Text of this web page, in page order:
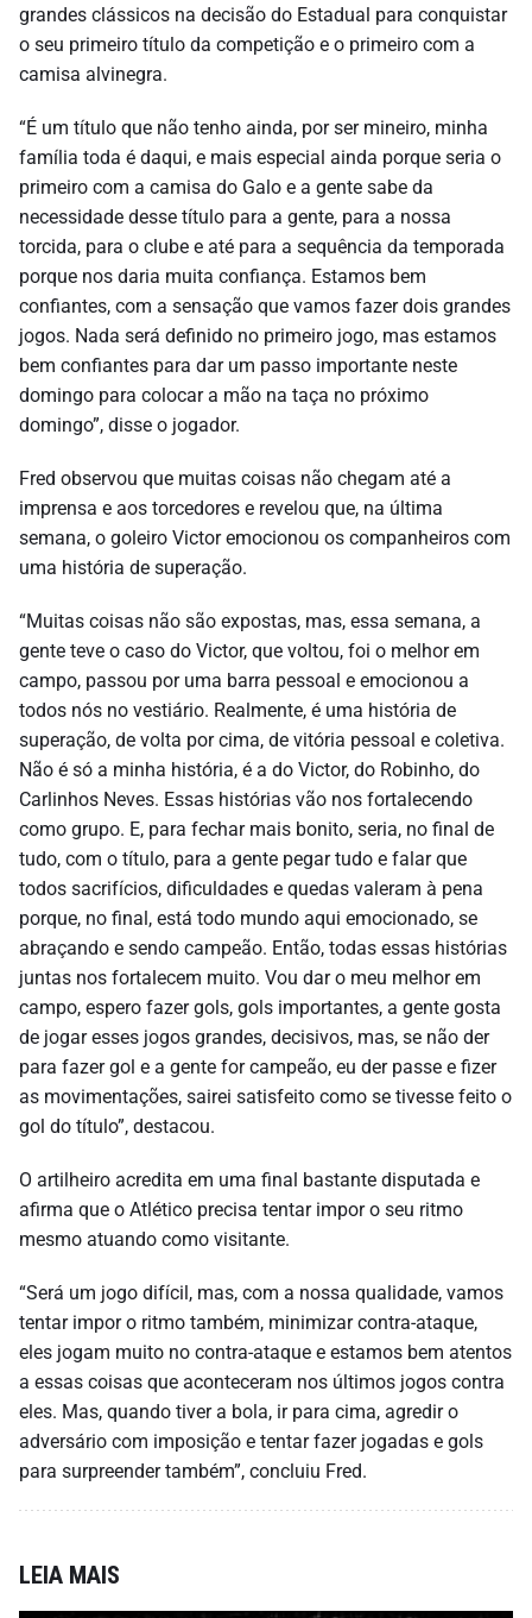
grandes clássicos na decisão do Estadual para conquistar
o seu primeiro título da competição e o primeiro com a
camisa alvinegra.
“É um título que não tenho ainda, por ser mineiro, minha
família toda é daqui, e mais especial ainda porque seria o
primeiro com a camisa do Galo e a gente sabe da
necessidade desse título para a gente, para a nossa
torcida, para o clube e até para a sequência da temporada
porque nos daria muita confiança. Estamos bem
confiantes, com a sensação que vamos fazer dois grandes
jogos. Nada será definido no primeiro jogo, mas estamos
bem confiantes para dar um passo importante neste
domingo para colocar a mão na taça no próximo
domingo”, disse o jogador.
Fred observou que muitas coisas não chegam até a
imprensa e aos torcedores e revelou que, na última
semana, o goleiro Victor emocionou os companheiros com
uma história de superação.
“Muitas coisas não são expostas, mas, essa semana, a
gente teve o caso do Victor, que voltou, foi o melhor em
campo, passou por uma barra pessoal e emocionou a
todos nós no vestiário. Realmente, é uma história de
superação, de volta por cima, de vitória pessoal e coletiva.
Não é só a minha história, é a do Victor, do Robinho, do
Carlinhos Neves. Essas histórias vão nos fortalecendo
como grupo. E, para fechar mais bonito, seria, no final de
tudo, com o título, para a gente pegar tudo e falar que
todos sacrifícios, dificuldades e quedas valeram à pena
porque, no final, está todo mundo aqui emocionado, se
abraçando e sendo campeão. Então, todas essas histórias
juntas nos fortalecem muito. Vou dar o meu melhor em
campo, espero fazer gols, gols importantes, a gente gosta
de jogar esses jogos grandes, decisivos, mas, se não der
para fazer gol e a gente for campeão, eu der passe e fizer
as movimentações, sairei satisfeito como se tivesse feito o
gol do título”, destacou.
O artilheiro acredita em uma final bastante disputada e
afirma que o Atlético precisa tentar impor o seu ritmo
mesmo atuando como visitante.
“Será um jogo difícil, mas, com a nossa qualidade, vamos
tentar impor o ritmo também, minimizar contra-ataque,
eles jogam muito no contra-ataque e estamos bem atentos
a essas coisas que aconteceram nos últimos jogos contra
eles. Mas, quando tiver a bola, ir para cima, agredir o
adversário com imposição e tentar fazer jogadas e gols
para surpreender também”, concluiu Fred.
LEIA MAIS